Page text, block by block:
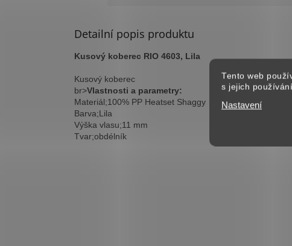
Tento web
s jejich
Nastavení
Detailní popis produktu
Kusový koberec RIO 4603, Lila
Kusový koberec
br>Vlastnosti a parametry:
Materiál;100% PP Heatset Shaggy
Barva;Lila
Výška vlasu;11 mm
Tvar;obdélník